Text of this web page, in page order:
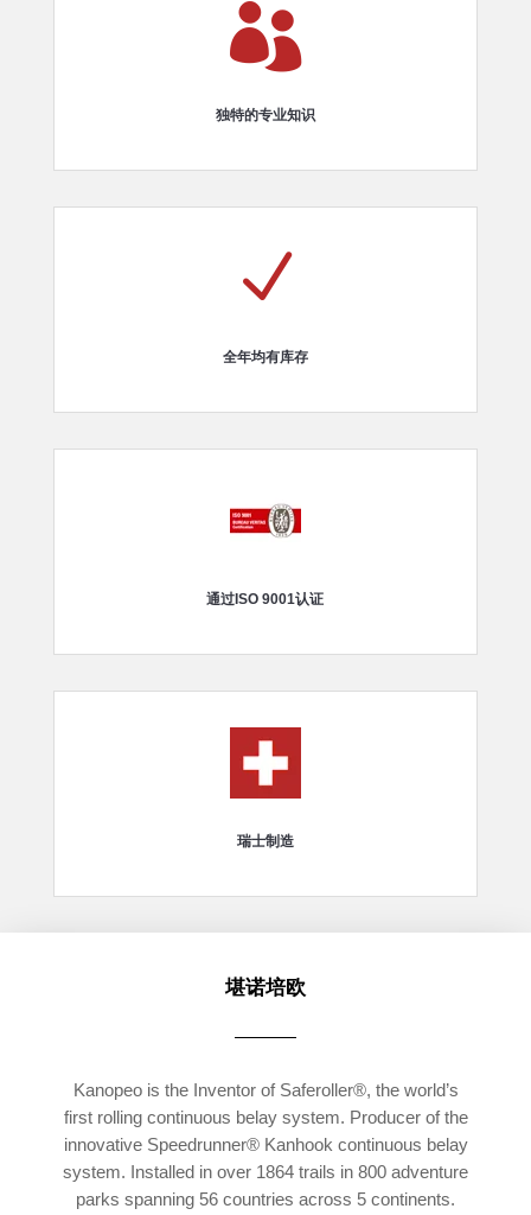

独特的专业知识
N
全年均有库存
通过ISO 9001认证
瑞士制造
堪诺培欧
Kanopeo is the Inventor of Saferoller®, the world’s
first rolling continuous belay system. Producer of the
innovative Speedrunner® Kanhook continuous belay
system. Installed in over 1864 trails in 800 adventure
parks spanning 56 countries across 5 continents.